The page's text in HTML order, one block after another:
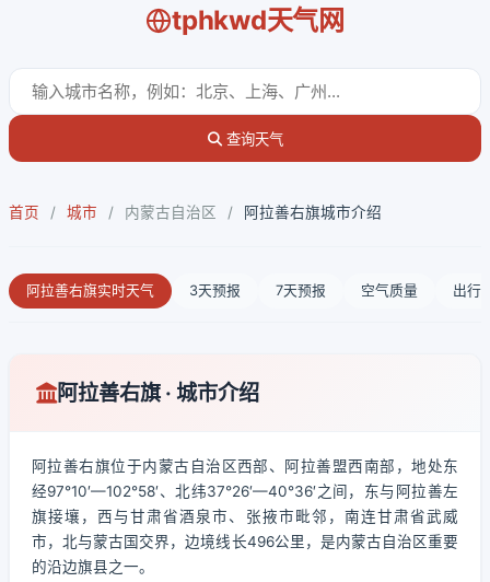
tphkwd天气网
查询天气
首页 / 城市 / 内蒙古自治区 / 阿拉善右旗城市介绍
阿拉善右旗实时天气 3天预报 7天预报 空气质量 出行
阿拉善右旗 · 城市介绍
阿拉善右旗位于内蒙古自治区西部、阿拉善盟西南部，地处东
经97°10′—102°58′、北纬37°26′—40°36′之间，东与阿拉善左
旗接壤，西与甘肃省酒泉市、张掖市毗邻，南连甘肃省武威
市，北与蒙古国交界，边境线长496公里，是内蒙古自治区重要
的沿边旗县之一。